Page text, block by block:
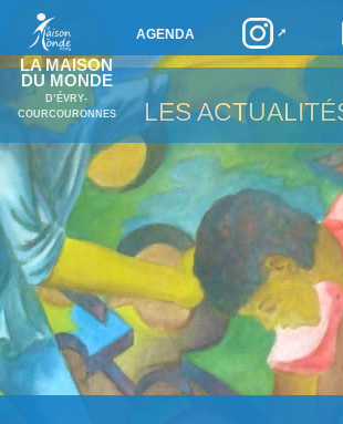
LA MAISON
DU MONDE
D’ÉVRY-
COURCOURONNES
AGENDA
LES